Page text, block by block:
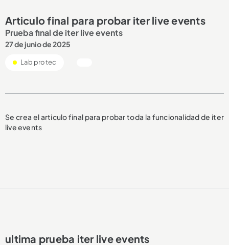
Articulo final para probar iter live events
Prueba final de iter live events
27 de junio de 2025
Lab protec
Se crea el articulo final para probar toda la funcionalidad de iter
live events
ultima prueba iter live events